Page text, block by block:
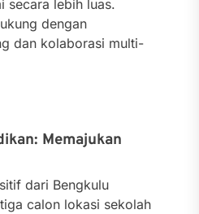
secara lebih luas.
dengan
dan kolaborasi multi-
Memajukan
dari Bengkulu
calon lokasi sekolah